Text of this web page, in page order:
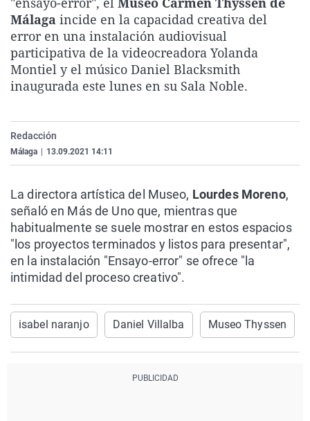
La rosa de los vientos
Gente viajera
Como el perro y el
Caso
Retornados
Equipo de
Operación Viuda
Extremadura
Galicia
La Rioja
Navarra
Virales
Televisión
Elecciones
Málaga incide en la capacidad creativa del
error en una instalación audiovisual
participativa de la videocreadora Yolanda
Montiel y el músico Daniel Blacksmith
inaugurada este lunes en su Sala Noble.
Redacción
Málaga 13.09.2021 14:11
La directora artística del Museo, Lourdes Moreno,
señaló en Más de Uno que, mientras que
habitualmente se suele mostrar en estos espacios
"los proyectos terminados y listos para presentar",
en la instalación "Ensayo-error" se ofrece "la
intimidad del proceso creativo".
isabel naranjo Daniel Villalba Museo Thyssen